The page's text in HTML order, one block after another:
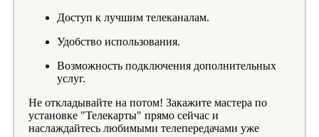
Доступ к лучшим телеканалам.
Удобство использования.
Возможность подключения дополнительных
услуг.
Не откладывайте на потом! Закажите мастера по
установке "Телекарты" прямо сейчас и
наслаждайтесь любимыми телепередачами уже